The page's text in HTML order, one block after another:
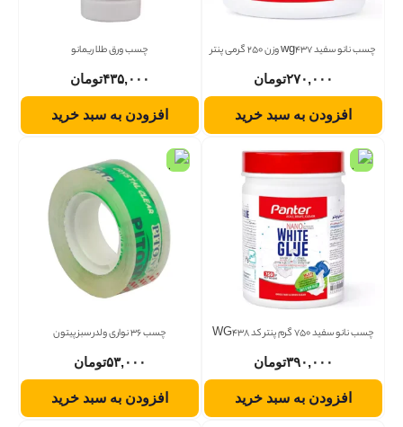
چسب نانو سفید wg437 وزن 250 گرمی پنتر
۲۷۰,۰۰۰تومان
افزودن به سبد خرید
چسب ورق طلا ریمانو
۴۳۵,۰۰۰تومان
افزودن به سبد خرید
چسب نانو سفید 750 گرم پنتر کد WG438
۳۹۰,۰۰۰تومان
افزودن به سبد خرید
چسب 36 نواری ولدر سبز پیتون
۵۳,۰۰۰تومان
افزودن به سبد خرید